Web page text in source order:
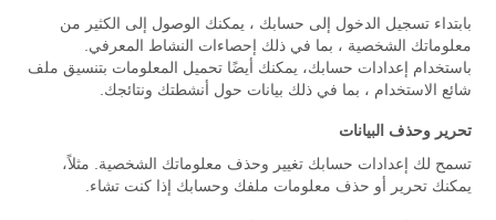
بابتداء تسجيل الدخول إلى حسابك ، يمكنك الوصول إلى الكثير من
معلوماتك الشخصية ، بما في ذلك إحصاءات النشاط المعرفي.
باستخدام إعدادات حسابك، يمكنك أيضًا تحميل المعلومات بتنسيق ملف
شائع الاستخدام ، بما في ذلك بيانات حول أنشطتك ونتائجك.
تحرير وحذف البيانات
تسمح لك إعدادات حسابك تغيير وحذف معلوماتك الشخصية. مثلاً،
يمكنك تحرير أو حذف معلومات ملفك وحسابك إذا كنت تشاء.